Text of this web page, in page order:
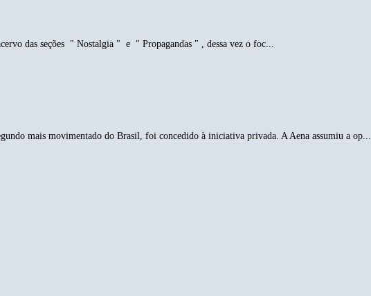
das seções " Nostalgia " e " Propagandas " , dessa vez o foc...
mais movimentado do Brasil, foi concedido à iniciativa privada. A Aena assumiu a op...